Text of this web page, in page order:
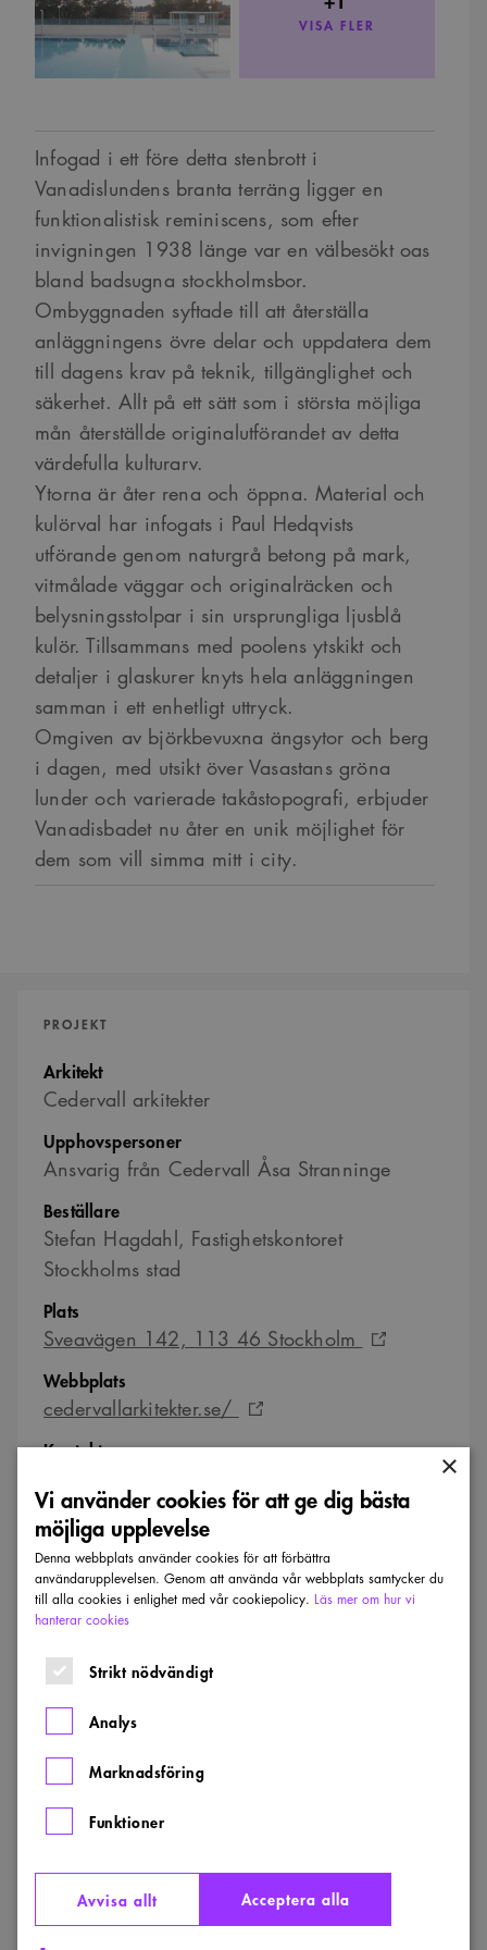
VISA FLER
Infogad i ett före detta stenbrott i
Vanadislundens branta terräng ligger en
funktionalistisk reminiscens, som efter
invigningen 1938 länge var en välbesökt oas
bland badsugna stockholmsbor.
Ombyggnaden syftade till att återställa
anläggningens övre delar och uppdatera dem
till dagens krav på teknik, tillgänglighet och
säkerhet. Allt på ett sätt som i största möjliga
mån återställde originalutförandet av detta
värdefulla kulturarv.
Ytorna är åter rena och öppna. Material och
kulörval har infogats i Paul Hedqvists
utförande genom naturgrå betong på mark,
vitmålade väggar och originalräcken och
belysningsstolpar i sin ursprungliga ljusblå
kulör. Tillsammans med poolens ytskikt och
detaljer i glaskurer knyts hela anläggningen
samman i ett enhetligt uttryck.
Omgiven av björkbevuxna ängsytor och berg
i dagen, med utsikt över Vasastans gröna
lunder och varierade takåstopografi, erbjuder
Vanadisbadet nu åter en unik möjlighet för
dem som vill simma mitt i city.
PROJEKT
Arkitekt
Cedervall arkitekter
Upphovspersoner
Ansvarig från Cedervall Åsa Stranninge
Beställare
Stefan Hagdahl, Fastighetskontoret
Stockholms stad
Plats
Sveavägen 142, 113 46 Stockholm
Webbplats
cedervallarkitekter.se/
Kontaktperson
E-post
sara.palsson@cedervallarkitekter.se
Senaste inkomna projekt
Visa alla projekt
Årstidernas
park
×
Vi använder cookies för att ge dig bästa
möjliga upplevelse
Denna webbplats använder cookies för att förbättra
användarupplevelsen. Genom att använda vår webbplats samtycker du
till alla cookies i enlighet med vår cookiepolicy. Läs mer om hur vi
hanterar cookies
Strikt nödvändigt
Analys
Marknadsföring
Funktioner
Acceptera alla
Avvisa allt